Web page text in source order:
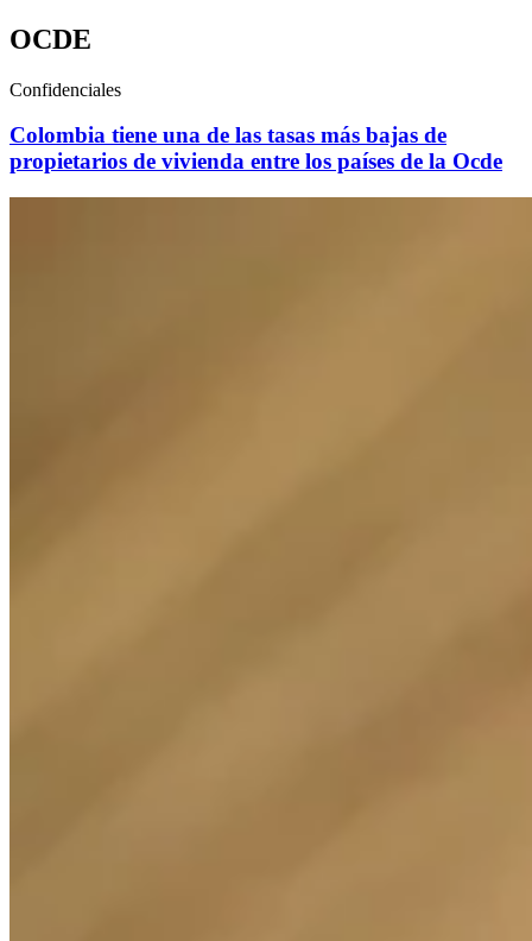
OCDE
Confidenciales
Colombia tiene una de las tasas más bajas de
propietarios de vivienda entre los países de la Ocde